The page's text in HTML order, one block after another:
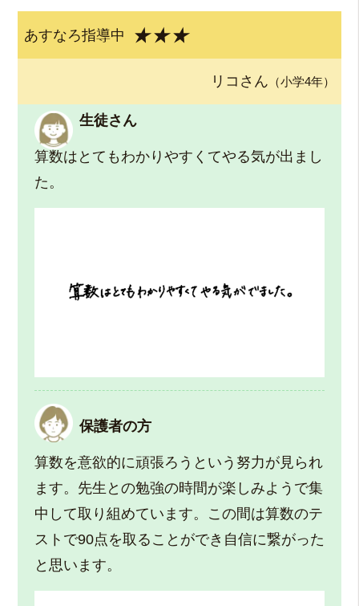
あすなろ指導中 ★★★
リコさん （小学4年）
生徒さん
算数はとてもわかりやすくてやる気が出まし
た。
保護者の方
算数を意欲的に頑張ろうという努力が見られ
ます。先生との勉強の時間が楽しみようで集
中して取り組めています。この間は算数のテ
ストで90点を取ることができ自信に繋がった
と思います。